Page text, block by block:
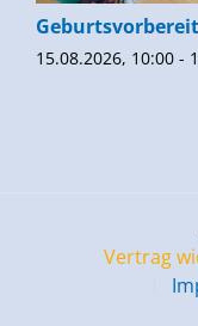
15.08.2026, 10:00 -
Vertrag